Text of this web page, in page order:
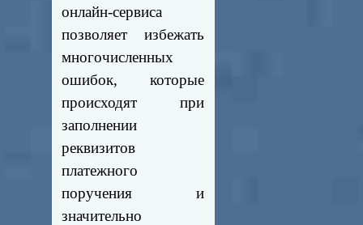
онлайн-сервиса
позволяет избежать
многочисленных
ошибок, которые
происходят при
заполнении
реквизитов
платежного
поручения и
значительно